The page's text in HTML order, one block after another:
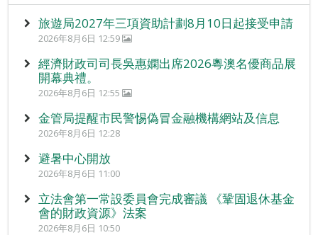
旅遊局2027年三項資助計劃8月10日起接受申請
2026年8月6日 12:59
經濟財政司司長吳惠嫻出席2026粵澳名優商品展
開幕典禮。
2026年8月6日 12:55
金管局提醒市民警惕偽冒金融機構網站及信息
2026年8月6日 12:28
避暑中心開放
2026年8月6日 11:00
立法會第一常設委員會完成審議 《鞏固退休基金
會的財政資源》法案
2026年8月6日 10:50